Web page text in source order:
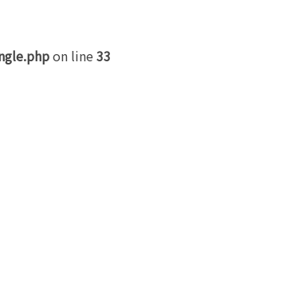
on line33